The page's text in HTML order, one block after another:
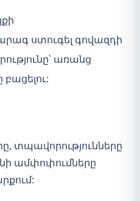
ստուգել գովազդի
առանց
տպավորությունները
ամփոփումները